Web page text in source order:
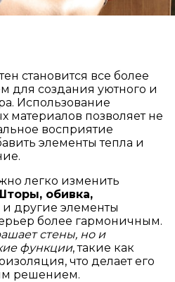
становится все более
для создания уютного и
Использование
материалов позволяет не
восприятие
элементы тепла и
легко изменить
обивка,
и другие элементы
более гармоничным.
стены, но и
функции, такие как
что делает его
решением.